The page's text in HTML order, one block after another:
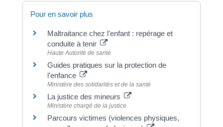
Pour en savoir plus
Maltraitance chez l'enfant : repérage et
conduite à tenir
Haute Autorité de santé
Guides pratiques sur la protection de
l'enfance
Ministère des solidarités et de la santé
La justice des mineurs
Ministère chargé de la justice
Parcours victimes (violences physiques,